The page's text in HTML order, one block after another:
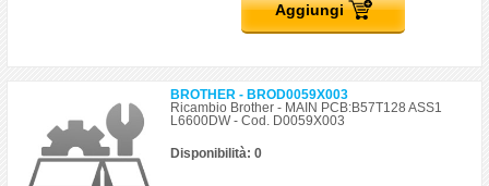
Aggiungi
BROTHER - BROD0059X003
Ricambio Brother - MAIN PCB:B57T128 ASS1
L6600DW - Cod. D0059X003
Disponibilità: 0